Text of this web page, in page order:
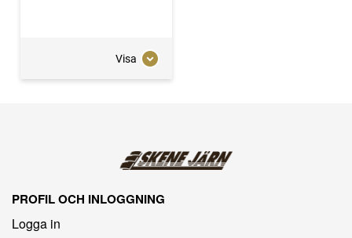
Visa
PROFIL OCH INLOGGNING
Logga in